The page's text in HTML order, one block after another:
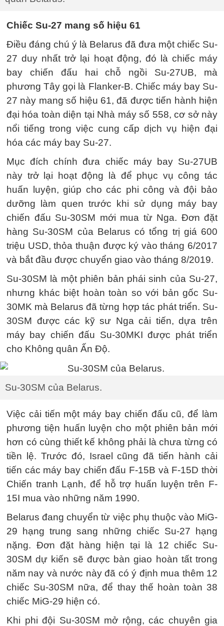
Chiếc Su-27 mang số hiệu 61
Điều đáng chú ý là Belarus đã đưa một chiếc Su-
27 duy nhất trở lại hoạt động, đó là chiếc máy
bay chiến đấu hai chỗ ngồi Su-27UB, mà
phương Tây gọi là Flanker-B. Chiếc máy bay Su-
27 này mang số hiệu 61, đã được tiến hành hiện
đại hóa toàn diện tại Nhà máy số 558, cơ sở này
nổi tiếng trong việc cung cấp dịch vụ hiện đại
hóa các máy bay Su-27.
Mục đích chính đưa chiếc máy bay Su-27UB
này trở lại hoạt động là để phục vụ công tác
huấn luyện, giúp cho các phi công và đội bảo
dưỡng làm quen trước khi sử dụng máy bay
chiến đấu Su-30SM mới mua từ Nga. Đơn đặt
hàng Su-30SM của Belarus có tổng trị giá 600
triệu USD, thỏa thuận được ký vào tháng 6/2017
và bắt đầu được chuyển giao vào tháng 8/2019.
Su-30SM là một phiên bản phái sinh của Su-27,
nhưng khác biệt hoàn toàn so với bản gốc Su-
30MK mà Belarus đã từng hợp tác phát triển. Su-
30SM được các kỹ sư Nga cải tiến, dựa trên
máy bay chiến đấu Su-30MKI được phát triển
cho Không quân Ấn Độ.
Su-30SM của Belarus.
Việc cải tiến một máy bay chiến đấu cũ, để làm
phương tiện huấn luyện cho một phiên bản mới
hơn có cùng thiết kế không phải là chưa từng có
tiền lệ. Trước đó, Israel cũng đã tiến hành cải
tiến các máy bay chiến đấu F-15B và F-15D thời
Chiến tranh Lạnh, để hỗ trợ huấn luyện trên F-
15I mua vào những năm 1990.
Belarus đang chuyển từ việc phụ thuộc vào MiG-
29 hạng trung sang những chiếc Su-27 hạng
nặng. Đơn đặt hàng hiện tại là 12 chiếc Su-
30SM dự kiến ​​sẽ được bàn giao hoàn tất trong
năm nay và nước này đã có ý định mua thêm 12
chiếc Su-30SM nữa, để thay thế hoàn toàn 38
chiếc MiG-29 hiện có.
Khi phi đội Su-30SM mở rộng, các chuyên gia